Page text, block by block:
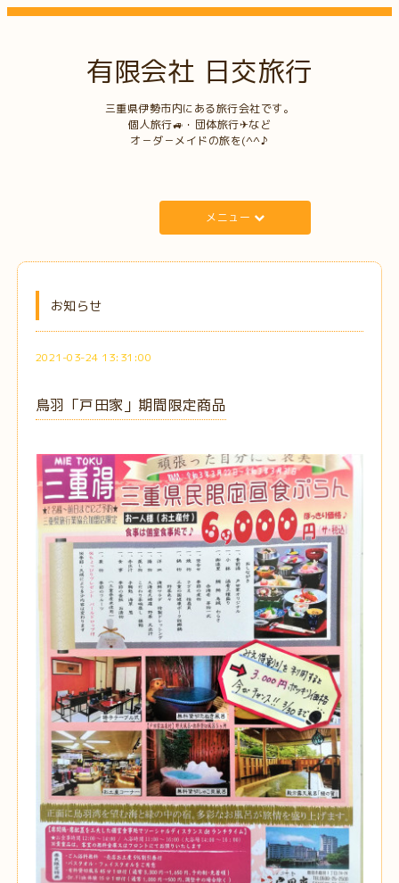
有限会社 日交旅行
三重県伊勢市内にある旅行会社です。
個人旅行🚙・団体旅行✈など
オ－ダ－メイドの旅を(^^♪
メニュー
お知らせ
2021-03-24 13:31:00
鳥羽「戸田家」期間限定商品